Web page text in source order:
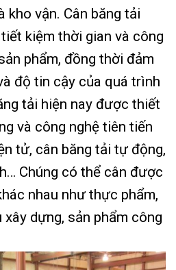
kho vận. Cân băng tải
kiệm thời gian và công
phẩm, đồng thời đảm
độ tin cậy của quá trình
tải hiện nay được thiết
và công nghệ tiên tiến
tử, cân băng tải tự động,
Chúng có thể cân được
nhau như thực phẩm,
xây dựng, sản phẩm công